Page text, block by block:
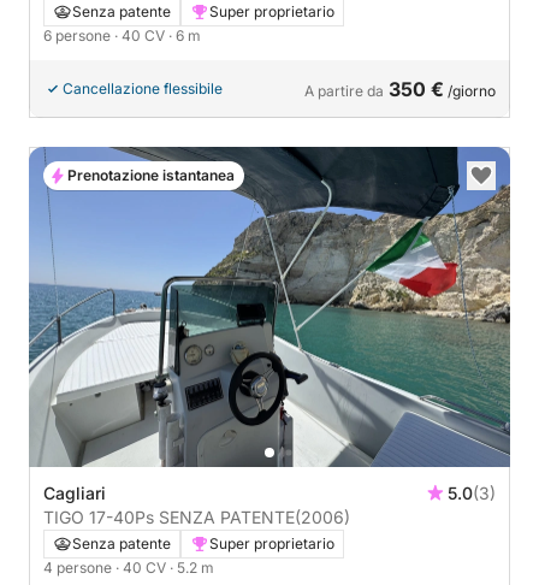
Senza patente
Super proprietario
6 persone · 40 CV · 6 m
Cancellazione flessibile A partire da 350 € /giorno
Cagliari 5.0(3)
TIGO 17-40Ps SENZA PATENTE(2006)
Senza patente
Super proprietario
4 persone · 40 CV · 5.2 m
Prenotazione istantanea